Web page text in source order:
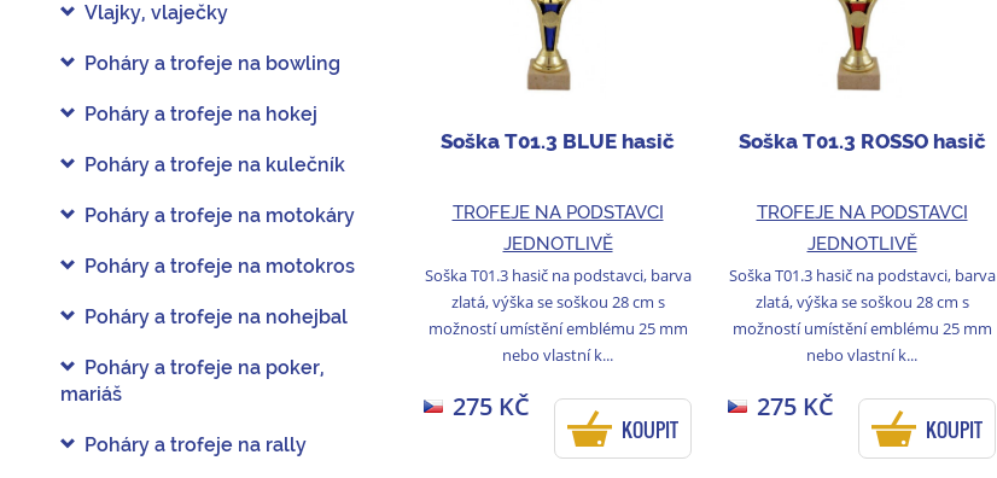
Vlajky, vlaječky
Poháry a trofeje na bowling
Poháry a trofeje na hokej
Poháry a trofeje na kulečník
Poháry a trofeje na motokáry
Poháry a trofeje na motokros
Poháry a trofeje na nohejbal
Poháry a trofeje na poker,
mariáš
Poháry a trofeje na rally
Soška T01.3 BLUE hasič
TROFEJE NA PODSTAVCI
JEDNOTLIVĚ
Soška T01.3 hasič na podstavci, barva
zlatá, výška se soškou 28 cm s
možností umístění emblému 25 mm
nebo vlastní k...
275 KČ
KOUPIT
Soška T01.3 ROSSO hasič
TROFEJE NA PODSTAVCI
JEDNOTLIVĚ
Soška T01.3 hasič na podstavci, barva
zlatá, výška se soškou 28 cm s
možností umístění emblému 25 mm
nebo vlastní k...
275 KČ
KOUPIT